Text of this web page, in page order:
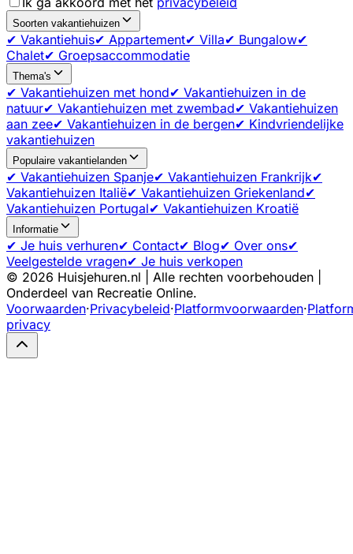
Soorten vakantiehuizen
✔ Vakantiehuis✔ Appartement✔ Villa✔ Bungalow✔
Chalet✔ Groepsaccommodatie
Thema's
✔ Vakantiehuizen met hond✔ Vakantiehuizen in de
natuur✔ Vakantiehuizen met zwembad✔ Vakantiehuizen
aan zee✔ Vakantiehuizen in de bergen✔ Kindvriendelijke
vakantiehuizen
Populaire vakantielanden
✔ Vakantiehuizen Spanje✔ Vakantiehuizen Frankrijk✔
Vakantiehuizen Italië✔ Vakantiehuizen Griekenland✔
Vakantiehuizen Portugal✔ Vakantiehuizen Kroatië
Informatie
✔ Je huis verhuren✔ Contact✔ Blog✔ Over ons✔
Veelgestelde vragen✔ Je huis verkopen
© 2026 Huisjehuren.nl | Alle rechten voorbehouden |
Onderdeel van Recreatie Online.
Voorwaarden·Privacybeleid·Platformvoorwaarden·
privacy